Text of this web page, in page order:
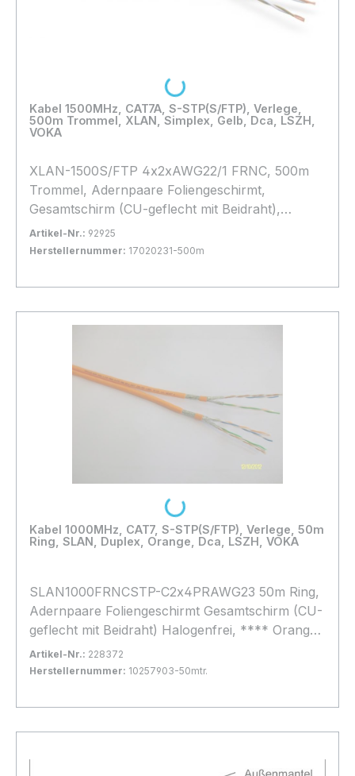
Kabel 1500MHz, CAT7A, S-STP(S/FTP), Verlege,
500m Trommel, XLAN, Simplex, Gelb, Dca, LSZH,
VOKA
XLAN-1500S/FTP 4x2xAWG22/1 FRNC, 500m
Trommel, Adernpaare Foliengeschirmt,
Gesamtschirm (CU-geflecht mit Beidraht),
Halogenfrei, * Gelb *, hohes Geflecht, d=
8,4mm, Brandlast: Dca,
Artikel-Nr.: 92925
Herstellernummer: 17020231-500m
Lieferung auf Palette
In den Warenkorb
Loading...
Kabel 1000MHz, CAT7, S-STP(S/FTP), Verlege, 50m
Ring, SLAN, Duplex, Orange, Dca, LSZH, VOKA
SLAN1000FRNCSTP-C2x4PRAWG23 50m Ring,
Adernpaare Foliengeschirmt Gesamtschirm (CU-
geflecht mit Beidraht) Halogenfrei, **** Orange
**, light Variante 40%Geflecht, Brandlast Dca,
Artikel-Nr.: 228372
Herstellernummer: 10257903-50mtr.
In den Warenkorb
Loading...